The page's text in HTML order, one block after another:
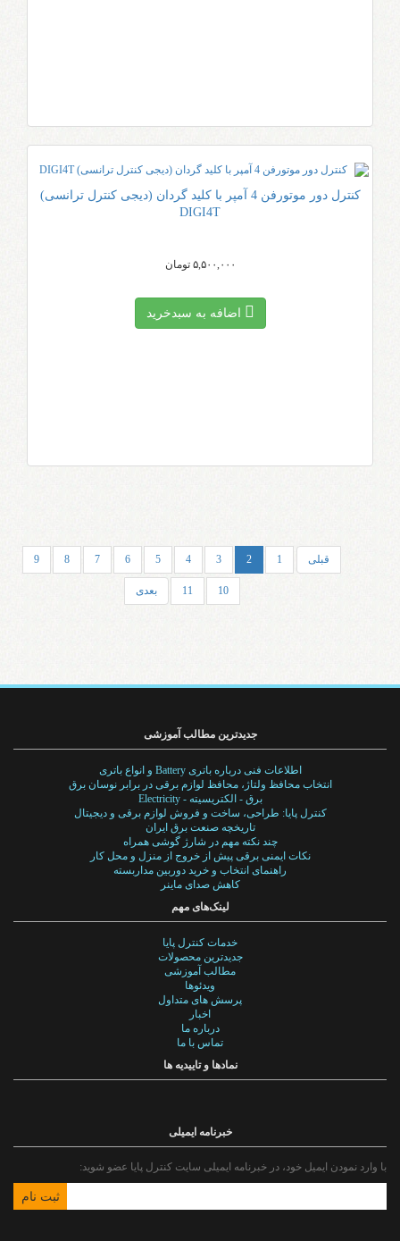
کنترل دور موتورفن 4 آمپر با کلید گردان (دیجی کنترل ترانسی)
DIGI4T
۵,۵۰۰,۰۰۰ تومان
اضافه به سبد‌خرید
قبلی 1
2
(current)
3
3
4
4
5
5
6
6
7
7
8
8
9
9
10
11 بعدی
جدیدترین مطالب آموزشی
اطلاعات فنی درباره باتری Battery و انواع باتری
انتخاب محافظ ولتاژ، محافظ لوازم برقی در برابر نوسان برق
برق - الکتریسیته - Electricity
کنترل پایا: طراحی، ساخت و فروش لوازم برقی و دیجیتال
تاریخچه صنعت برق ایران
چند نکته مهم در شارژ گوشی همراه
نکات ایمنی برقی پیش از خروج از منزل و محل کار
راهنمای انتخاب و خرید دوربین مداربسته
کاهش صدای ماینر
لینک‌های مهم
خدمات کنترل پایا
جدیدترین محصولات
مطالب آموزشی
ویدئوها
پرسش های متداول
اخبار
درباره ما
تماس با ما
نمادها و تاییدیه ها
خبرنامه ایمیلی
با وارد نمودن ایمیل خود، در خبرنامه ایمیلی سایت کنترل پایا عضو شوید: